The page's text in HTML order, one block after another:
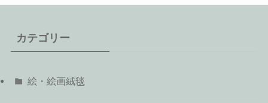
カテゴリー
絵・絵画絨毯